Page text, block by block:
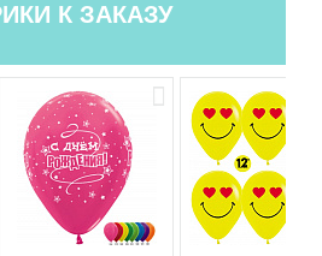
К ЗАКАЗУ